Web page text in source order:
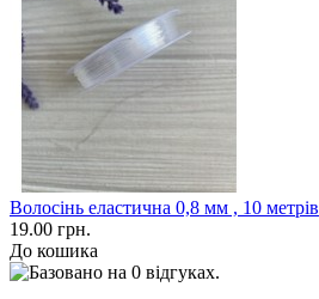
Волосінь еластична 0,8 мм , 10 метрів
19.00 грн.
До кошика